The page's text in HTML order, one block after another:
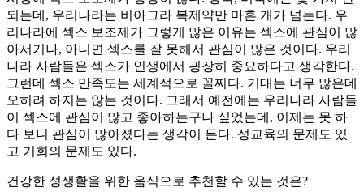
되는데, 우리나라는 비아그라 복제약만 마흔 개가 넘는다. 우
리나라에 섹스 보조제가 그렇게 많은 이유는 섹스에 관심이 많
아서거나, 아니면 섹스를 잘 못해서 관심이 많은 것이다. 우리
나라 사람들은 섹스가 인생에서 굉장히 중요하다고 생각한다.
그런데 섹스 만족도는 세계적으로 꼴찌다. 기대는 너무 많은데
오히려 하지는 않는 것이다. 그래서 예전에는 우리나라 사람들
이 섹스에 관심이 많고 좋아하는구나 싶었는데, 이제는 못 하
다 보니 관심이 많아졌다는 생각이 든다. 성교육의 문제도 있
고 기회의 문제도 있다.
건강한 성생활을 위한 음식으로 추천할 수 있는 것은?